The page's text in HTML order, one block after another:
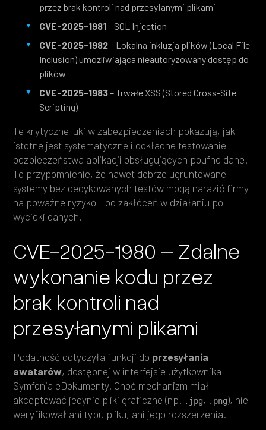
przez brak kontroli nad przesyłanymi plikami
CVE-2025-1981– SQL Injection
CVE-2025-1982– Lokalna inkluzja plików (Local File
Inclusion) umożliwiająca nieautoryzowany dostęp do
plików
CVE-2025-1983– Trwałe XSS (Stored Cross-Site
Scripting)
Te krytyczne luki w zabezpieczeniach pokazują, jak
istotne jest systematyczne i dokładne testowanie
bezpieczeństwa aplikacji obsługujących poufne dane.
To przypomnienie, że nawet dobrze ugruntowane
systemy bez dedykowanych testów mogą narazić firmy
na poważne ryzyko - od zakłóceń w działaniu po
wycieki danych.
CVE-2025-1980 – Zdalne
wykonanie kodu przez
brak kontroli nad
przesyłanymi plikami
Podatność dotyczyła funkcji do przesyłania
awatarów, dostępnej w interfejsie użytkownika
Symfonia eDokumenty. Choć mechanizm miał
akceptować jedynie pliki graficzne (np. .jpg, .png), nie
weryfikował ani typu pliku, ani jego rozszerzenia.